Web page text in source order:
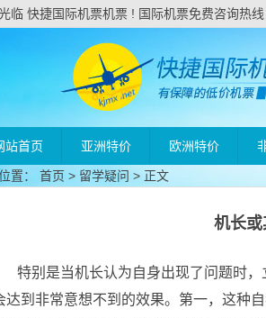
临 快捷国际机票机票 ! 国际机票免费咨询热
站首页 亚洲特价 欧洲特价
置： 首页 > 留学疑问 > 正文
机长
特别是当机长认为自身出现了问题时
达到非常意想不到的效果。第一，这种